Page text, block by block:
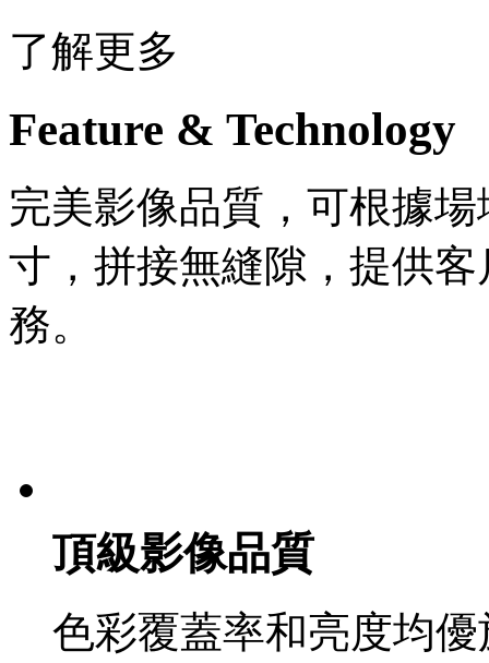
了解更多
Feature & Technology
完美影像品質，可根據
寸，拼接無縫隙，提供
務。
頂級影像品質
色彩覆蓋率和亮度均